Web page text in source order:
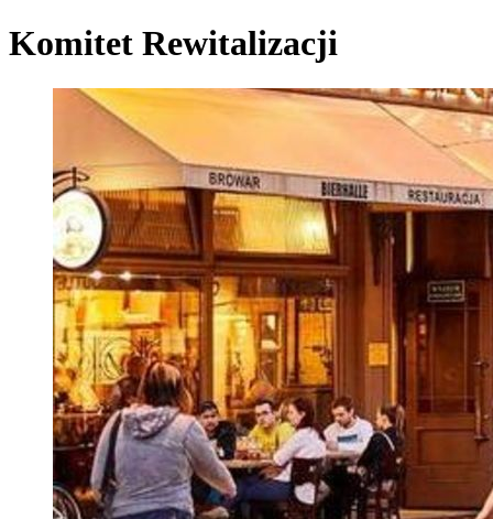
Komitet Rewitalizacji